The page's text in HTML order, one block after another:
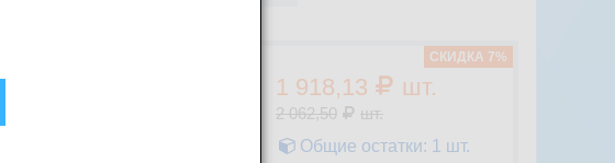
1 918,13 шт.
2 062,50
шт.
Общие остатки: 1 шт.
CКИДКА 7%